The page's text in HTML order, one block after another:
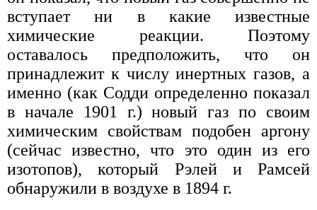
вступает ни в какие известные
химические реакции. Поэтому
оставалось предположить, что он
принадлежит к числу инертных газов, а
именно (как Содди определенно показал
в начале 1901 г.) новый газ по своим
химическим свойствам подобен аргону
(сейчас известно, что это один из его
изотопов), который Рэлей и Рамсей
обнаружили в воздухе в 1894 г.